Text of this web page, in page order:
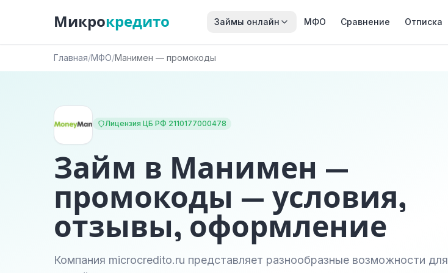
Микрокредито Займы онлайн МФО Сравнение Отписка
Главная/МФО/Манимен — промокоды
Лицензия ЦБ РФ 2110177000478
Займ в Манимен —
промокоды — условия,
отзывы, оформление
Компания microcredito.ru представляет разнообразные возможности для